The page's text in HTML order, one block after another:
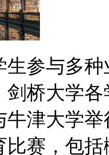
生参与多
剑桥大学
牛津大学
比赛，包